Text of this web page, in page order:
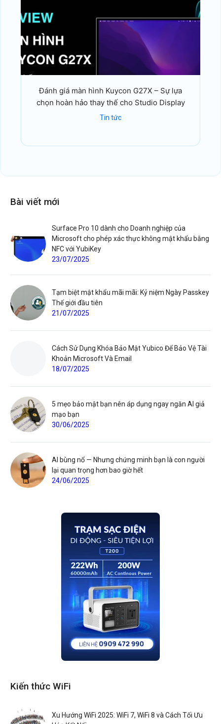
Đánh giá màn hình Kuycon G27X – Sự lựa
chọn hoàn hảo thay thế cho Studio Display
Tin tức
Bài viết mới
Surface Pro 10 dành cho Doanh nghiệp của
Microsoft cho phép xác thực không mật khẩu bằng
NFC với YubiKey
23/07/2025
Tạm biệt mật khẩu mãi mãi: Kỷ niệm Ngày Passkey
Thế giới đầu tiên
21/07/2025
Cách Sử Dụng Khóa Bảo Mật Yubico Để Bảo Vệ Tài
Khoản Microsoft Và Email
18/07/2025
5 mẹo bảo mật bạn nên áp dụng ngay ngăn AI giả
mạo bạn
30/06/2025
AI bùng nổ — Nhưng chứng minh bạn là con người
lại quan trọng hơn bao giờ hết
24/06/2025
Kiến thức WiFi
Xu Hướng WiFi 2025: WiFi 7, WiFi 8 và Cách Tối Ưu